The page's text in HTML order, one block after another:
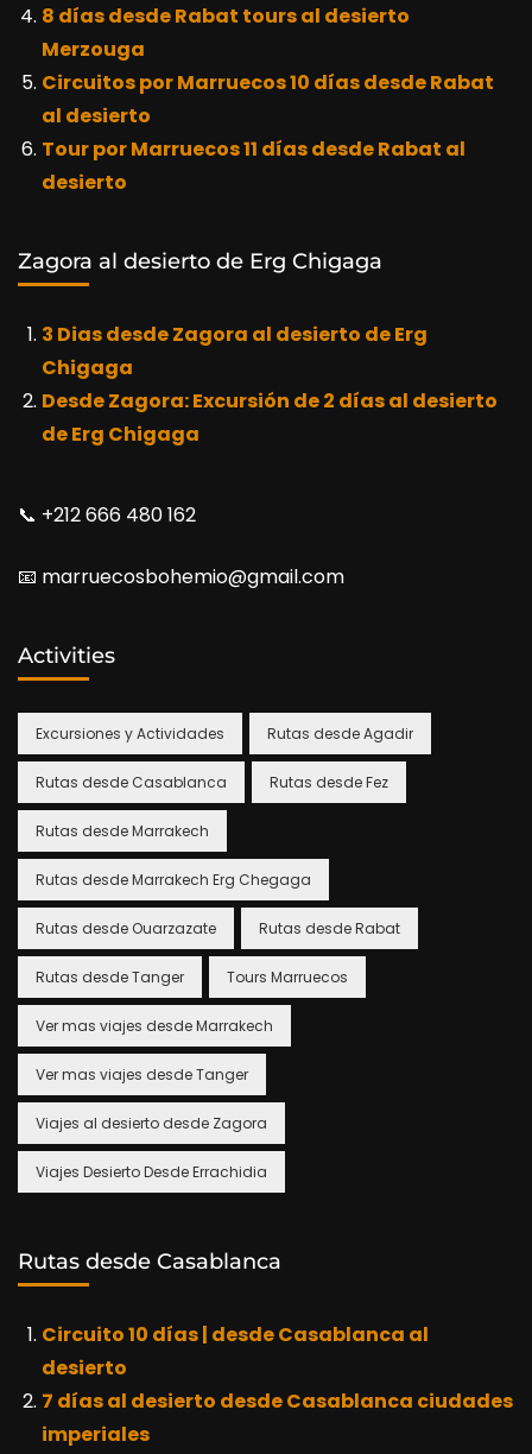
8 días desde Rabat tours al desierto
Merzouga
Circuitos por Marruecos 10 días desde Rabat
al desierto
Tour por Marruecos 11 días desde Rabat al
desierto
Zagora al desierto de Erg Chigaga
3 Dias desde Zagora al desierto de Erg
Chigaga
Desde Zagora: Excursión de 2 días al desierto
de Erg Chigaga
📞​ +212 666 480 162
📧​ marruecosbohemio@gmail.com
Activities
Excursiones y Actividades Rutas desde Agadir
Rutas desde Casablanca Rutas desde Fez
Rutas desde Marrakech
Rutas desde Marrakech Erg Chegaga
Rutas desde Ouarzazate Rutas desde Rabat
Rutas desde Tanger Tours Marruecos
Ver mas viajes desde Marrakech
Ver mas viajes desde Tanger
Viajes al desierto desde Zagora
Viajes Desierto Desde Errachidia
Rutas desde Casablanca
Circuito 10 días | desde Casablanca al
desierto
7 días al desierto desde Casablanca ciudades
imperiales